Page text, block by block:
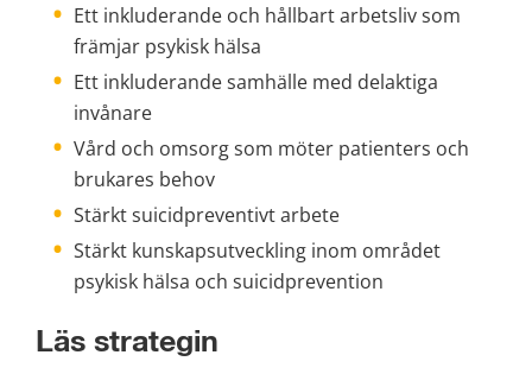
Ett inkluderande och hållbart arbetsliv som
främjar psykisk hälsa
Ett inkluderande samhälle med delaktiga
invånare
Vård och omsorg som möter patienters och
brukares behov
Stärkt suicidpreventivt arbete
Stärkt kunskapsutveckling inom området
psykisk hälsa och suicidprevention
Läs strategin